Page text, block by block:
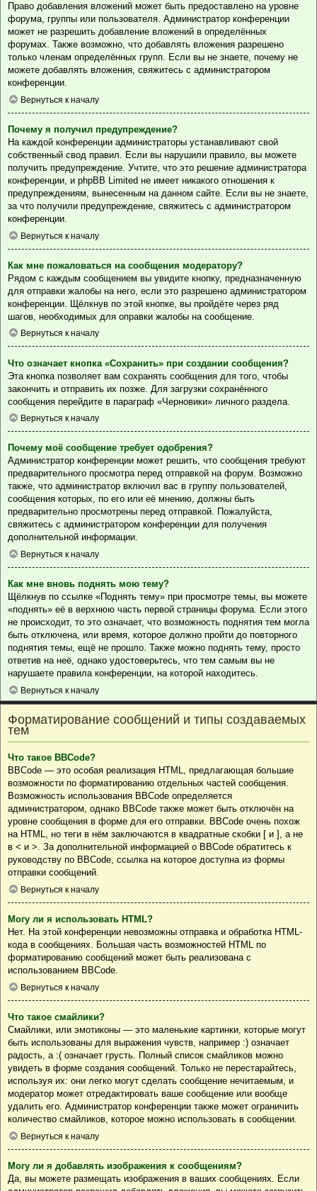
Право добавления вложений может быть предоставлено на уровне
форума, группы или пользователя. Администратор конференции
может не разрешить добавление вложений в определённых
форумах. Также возможно, что добавлять вложения разрешено
только членам определённых групп. Если вы не знаете, почему не
можете добавлять вложения, свяжитесь с администратором
конференции.
Вернуться к началу
Почему я получил предупреждение?
На каждой конференции администраторы устанавливают свой
собственный свод правил. Если вы нарушили правило, вы можете
получить предупреждение. Учтите, что это решение администратора
конференции, и phpBB Limited не имеет никакого отношения к
предупреждениям, вынесенным на данном сайте. Если вы не знаете,
за что получили предупреждение, свяжитесь с администратором
конференции.
Вернуться к началу
Как мне пожаловаться на сообщения модератору?
Рядом с каждым сообщением вы увидите кнопку, предназначенную
для отправки жалобы на него, если это разрешено администратором
конференции. Щёлкнув по этой кнопке, вы пройдёте через ряд
шагов, необходимых для оправки жалобы на сообщение.
Вернуться к началу
Что означает кнопка «Сохранить» при создании сообщения?
Эта кнопка позволяет вам сохранять сообщения для того, чтобы
закончить и отправить их позже. Для загрузки сохранённого
сообщения перейдите в параграф «Черновики» личного раздела.
Вернуться к началу
Почему моё сообщение требует одобрения?
Администратор конференции может решить, что сообщения требуют
предварительного просмотра перед отправкой на форум. Возможно
также, что администратор включил вас в группу пользователей,
сообщения которых, по его или её мнению, должны быть
предварительно просмотрены перед отправкой. Пожалуйста,
свяжитесь с администратором конференции для получения
дополнительной информации.
Вернуться к началу
Как мне вновь поднять мою тему?
Щёлкнув по ссылке «Поднять тему» при просмотре темы, вы можете
«поднять» её в верхнюю часть первой страницы форума. Если этого
не происходит, то это означает, что возможность поднятия тем могла
быть отключена, или время, которое должно пройти до повторного
поднятия темы, ещё не прошло. Также можно поднять тему, просто
ответив на неё, однако удостоверьтесь, что тем самым вы не
нарушаете правила конференции, на которой находитесь.
Вернуться к началу
Форматирование сообщений и типы создаваемых
тем
Что такое BBCode?
BBCode — это особая реализация HTML, предлагающая большие
возможности по форматированию отдельных частей сообщения.
Возможность использования BBCode определяется
администратором, однако BBCode также может быть отключён на
уровне сообщения в форме для его отправки. BBCode очень похож
на HTML, но теги в нём заключаются в квадратные скобки [ и ], а не
в < и >. За дополнительной информацией о BBCode обратитесь к
руководству по BBCode, ссылка на которое доступна из формы
отправки сообщений.
Вернуться к началу
Могу ли я использовать HTML?
Нет. На этой конференции невозможны отправка и обработка HTML-
кода в сообщениях. Большая часть возможностей HTML по
форматированию сообщений может быть реализована с
использованием BBCode.
Вернуться к началу
Что такое смайлики?
Смайлики, или эмотиконы — это маленькие картинки, которые могут
быть использованы для выражения чувств, например :) означает
радость, а :( означает грусть. Полный список смайликов можно
увидеть в форме создания сообщений. Только не перестарайтесь,
используя их: они легко могут сделать сообщение нечитаемым, и
модератор может отредактировать ваше сообщение или вообще
удалить его. Администратор конференции также может ограничить
количество смайликов, которое можно использовать в сообщении.
Вернуться к началу
Могу ли я добавлять изображения к сообщениям?
Да, вы можете размещать изображения в ваших сообщениях. Если